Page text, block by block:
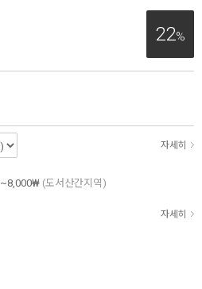
22%
자세히
(도서산간지역)
자세히